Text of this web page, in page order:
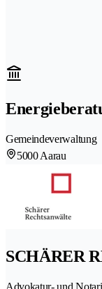
Gemeindeverwaltung
5000 Aarau
SCHÄRER
Advokatur- und